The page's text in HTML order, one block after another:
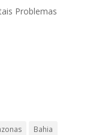
Problemas
Bahia